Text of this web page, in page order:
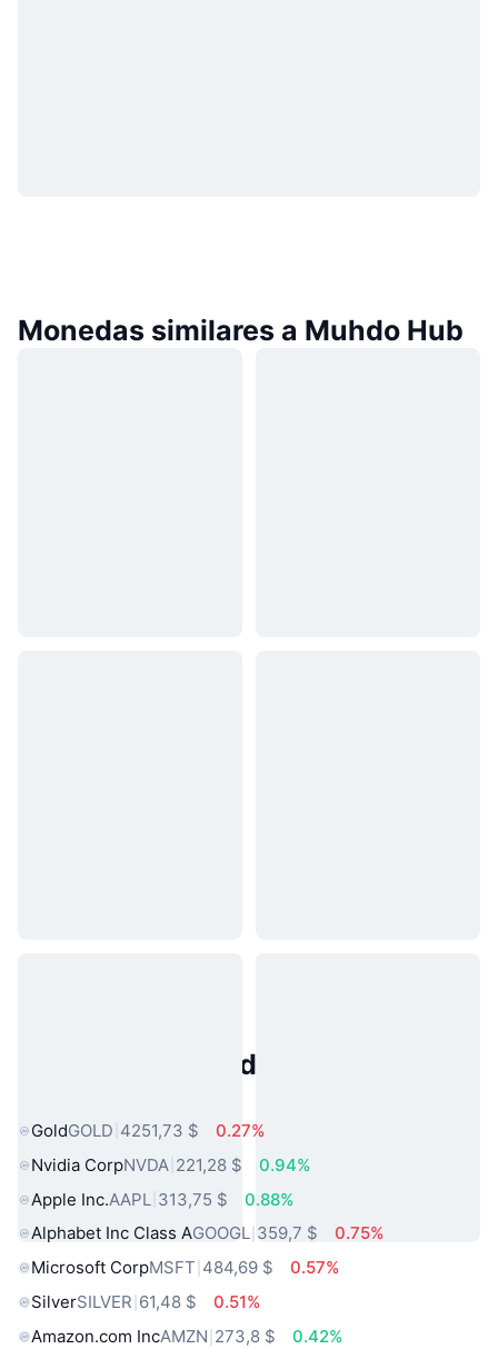
Monedas similares a Muhdo Hub
Activos del Mundo Real
GoldGOLD 4251,73 $
0.27%
Nvidia CorpNVDA 221,28 $
0.94%
Apple Inc.AAPL 313,75 $
0.88%
Alphabet Inc Class AGOOGL 359,7 $
0.75%
Microsoft CorpMSFT 484,69 $
0.57%
SilverSILVER 61,48 $
0.51%
Amazon.com IncAMZN 273,8 $
0.42%